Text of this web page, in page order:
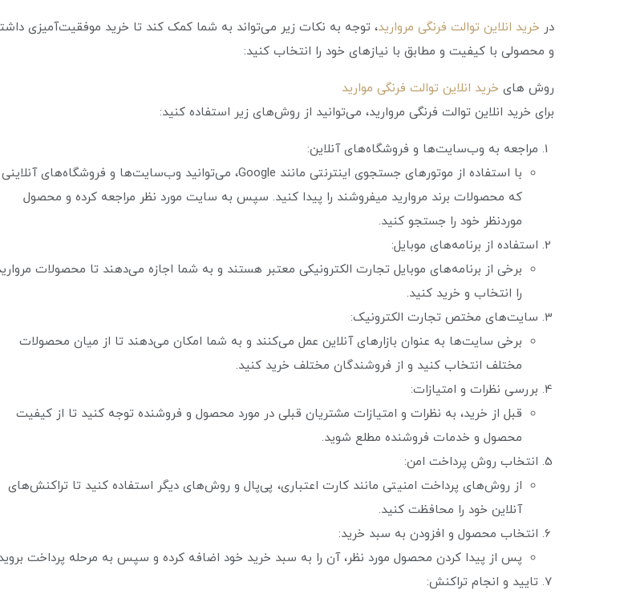
در خرید انلاین توالت فرنگی مروارید، توجه به نکات زیر می‌تواند به شما کمک کند تا خرید موفقیت‌آمیزی
و محصولی با کیفیت و مطابق با نیاز‌های خود را انتخاب کنید:
روش های خرید انلاین توالت فرنگی موارید
برای خرید انلاین توالت فرنگی مروارید، می‌توانید از روش‌های زیر استفاده کنید:
مراجعه به وب‌سایت‌ها و فروشگاه‌های آنلاین:
با استفاده از موتورهای جستجوی اینترنتی مانند Google، می‌توانید وب‌سایت‌ها و فروشگاه‌های آنلاینی
که محصولات برند مروارید میفروشند را پیدا کنید. سپس به سایت مورد نظر مراجعه کرده و محصول
موردنظر خود را جستجو کنید.
استفاده از برنامه‌های موبایل:
برخی از برنامه‌های موبایل تجارت الکترونیکی معتبر هستند و به شما اجازه می‌دهند تا محصولات
را انتخاب و خرید کنید.
سایت‌های مختص تجارت الکترونیک:
برخی سایت‌ها به عنوان بازارهای آنلاین عمل می‌کنند و به شما امکان می‌دهند تا از میان محصولات
مختلف انتخاب کنید و از فروشندگان مختلف خرید کنید.
بررسی نظرات و امتیازات:
قبل از خرید، به نظرات و امتیازات مشتریان قبلی در مورد محصول و فروشنده توجه کنید تا از کیفیت
محصول و خدمات فروشنده مطلع شوید.
انتخاب روش پرداخت امن:
از روش‌های پرداخت امنیتی مانند کارت اعتباری، پی‌پال و روش‌های دیگر استفاده کنید تا تراکنش‌های
آنلاین خود را محافظت کنید.
انتخاب محصول و افزودن به سبد خرید:
پس از پیدا کردن محصول مورد نظر، آن را به سبد خرید خود اضافه کرده و سپس به مرحله پرداخت
تایید و انجام تراکنش: